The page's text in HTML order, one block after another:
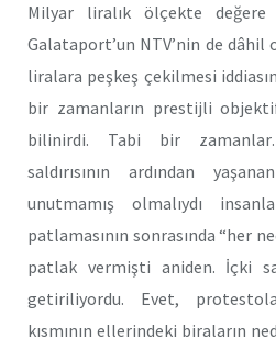
Milyar liralık ölçekte değere
Galataport’un NTV’nin de
liralara peşkeş çekilmesi
bir zamanların prestijli
bilinirdi. Tabi bir
saldırısının ardından
unutmamış olmalıydı
patlamasının sonrasında “her
patlak vermişti aniden. İçki
getiriliyordu. Evet,
kısmının ellerindeki biraların